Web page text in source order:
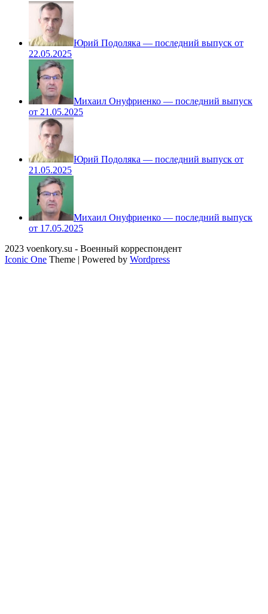
Юрий Подоляка — последний выпуск от
22.05.2025
Михаил Онуфриенко — последний выпуск
от 21.05.2025
Юрий Подоляка — последний выпуск от
21.05.2025
Михаил Онуфриенко — последний выпуск
от 17.05.2025
2023 voenkory.su - Военный корреспондент
Iconic One Theme | Powered by Wordpress